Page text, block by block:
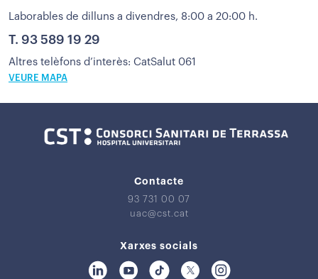
Laborables de dilluns a divendres, 8:00 a 20:00 h.
T. 93 589 19 29
Altres telèfons d’interès: CatSalut 061
VEURE MAPA
Contacte
93 731 00 07
uac@cst.cat
Xarxes socials